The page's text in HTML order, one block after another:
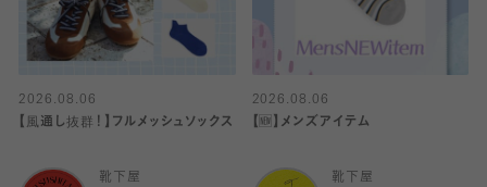
2026.08.06
【風通し抜群！】フルメッシュソックス
靴下屋
2026.08.06
【🆕】メンズアイテム
靴下屋